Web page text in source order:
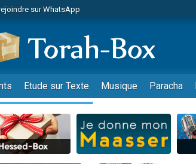
sur WhatsApp
un don pour 5 jours de vacances aux Orphelins
un don pour Diane, 80 ans, dans un appartement
sur WhatsApp
une bénédiction
un don pour Sauvez la jambe de Yohan
en groupe sur Zoom
Torah-Box Music
Etude sur Texte Musique Paracha